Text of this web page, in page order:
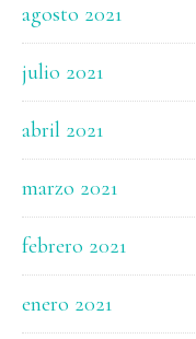
agosto 2021
julio 2021
abril 2021
marzo 2021
febrero 2021
enero 2021